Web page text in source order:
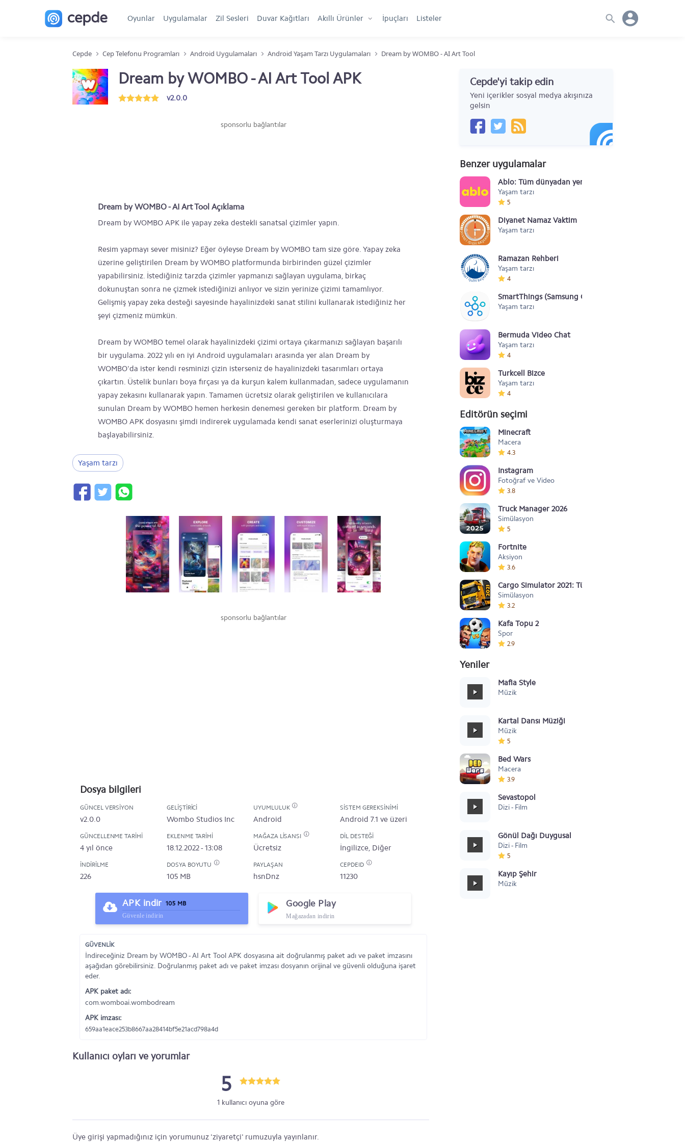
Oyunlar Uygulamalar Zil Sesleri Duvar Kağıtları Akıllı Ürünler İpuçları Listeler
Cepde Cep Telefonu Programları Android Uygulamaları Android Yaşam Tarzı Uygulamaları Dream by WOMBO - AI Art Tool
Dream by WOMBO - AI Art Tool APK
v2.0.0
sponsorlu bağlantılar
Dream by WOMBO - AI Art Tool Açıklama
Dream by WOMBO APK ile yapay zeka destekli sanatsal çizimler yapın.
Resim yapmayı sever misiniz? Eğer öyleyse Dream by WOMBO tam size göre. Yapay zeka
üzerine geliştirilen Dream by WOMBO platformunda birbirinden güzel çizimler
yapabilirsiniz. İstediğiniz tarzda çizimler yapmanızı sağlayan uygulama, birkaç
dokunuştan sonra ne çizmek istediğinizi anlıyor ve sizin yerinize çizimi tamamlıyor.
Gelişmiş yapay zeka desteği sayesinde hayalinizdeki sanat stilini kullanarak istediğiniz her
şeyi çizmeniz mümkün.
Dream by WOMBO temel olarak hayalinizdeki çizimi ortaya çıkarmanızı sağlayan başarılı
bir uygulama. 2022 yılı en iyi Android uygulamaları arasında yer alan Dream by
WOMBO'da ister kendi resminizi çizin isterseniz de hayalinizdeki tasarımları ortaya
çıkartın. Üstelik bunları boya fırçası ya da kurşun kalem kullanmadan, sadece uygulamanın
yapay zekasını kullanarak yapın. Tamamen ücretsiz olarak geliştirilen ve kullanıcılara
sunulan Dream by WOMBO hemen herkesin denemesi gereken bir platform. Dream by
WOMBO APK dosyasını şimdi indirerek uygulamada kendi sanat eserlerinizi oluşturmaya
başlayabilirsiniz.
Yaşam tarzı
sponsorlu bağlantılar
Dosya bilgileri
GÜNCEL VERSIYON
v2.0.0
GELIŞTIRICI
Wombo Studios Inc
UYUMLULUK
Android
SISTEM GEREKSINIMI
Android 7.1 ve üzeri
GÜNCELLENME TARIHI
4 yıl önce
EKLENME TARIHI
18.12.2022 - 13:08
MAĞAZA LISANSI
Ücretsiz
DIL DESTEĞI
İngilizce, Diğer
İNDIRILME
226
DOSYA BOYUTU
105 MB
PAYLAŞAN
hsnDnz
CEPDEID
11230
APK indir 105 MB
Güvenle indirin
Google Play
Mağazadan indirin
GÜVENLİK
İndireceğiniz Dream by WOMBO - AI Art Tool APK dosyasına ait doğrulanmış paket adı ve paket imzasını
aşağıdan görebilirsiniz. Doğrulanmış paket adı ve paket imzası dosyanın orijinal ve güvenli olduğuna işaret
eder.
APK paket adı:
com.womboai.wombodream
APK imzası:
659aa1eace253b8667aa28414bf5e21acd798a4d
Cepde'yi takip edin
Yeni içerikler sosyal medya akışınıza
gelsin
Benzer uygulamalar
Ablo: Tüm dünyadan yeni arkadaşlar edin
Yaşam tarzı
5
Diyanet Namaz Vaktim
Yaşam tarzı
Ramazan Rehberi
Yaşam tarzı
4
SmartThings (Samsung Connect)
Yaşam tarzı
Bermuda Video Chat
Yaşam tarzı
4
Turkcell Bizce
Yaşam tarzı
4
Editörün seçimi
Minecraft
Macera
4.3
Instagram
Fotoğraf ve Video
3.8
Truck Manager 2026
Simülasyon
5
Fortnite
Aksiyon
3.6
Cargo Simulator 2021: Türkiye
Simülasyon
3.2
Kafa Topu 2
Spor
2.9
Yeniler
Mafia Style
Müzik
Kartal Dansı Müziği
Müzik
5
Bed Wars
Macera
3.9
Sevastopol
Dizi - Film
Gönül Dağı Duygusal
Dizi - Film
5
Kayıp Şehir
Müzik
Kullanıcı oyları ve yorumlar
5
1 kullanıcı oyuna göre
Üye girişi yapmadığınız için yorumunuz 'ziyaretçi' rumuzuyla yayınlanır.